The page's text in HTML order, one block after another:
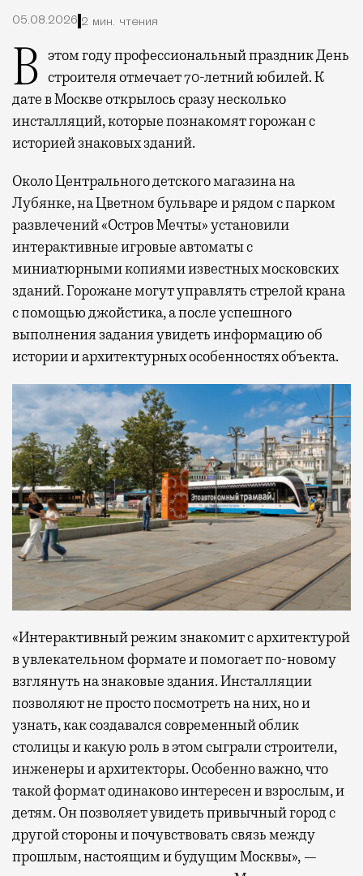
05.08.2026 2 мин. чтения
В этом году профессиональный праздник День строителя отмечает 70-летний юбилей. К
дате в Москве открылось сразу несколько
инсталляций, которые познакомят горожан с
историей знаковых зданий.
Около Центрального детского магазина на
Лубянке, на Цветном бульваре и рядом с парком
развлечений «Остров Мечты» установили
интерактивные игровые автоматы с
миниатюрными копиями известных московских
зданий. Горожане могут управлять стрелой крана
с помощью джойстика, а после успешного
выполнения задания увидеть информацию об
истории и архитектурных особенностях объекта.
«Интерактивный режим знакомит с архитектурой
в увлекательном формате и помогает по-новому
взглянуть на знаковые здания. Инсталляции
позволяют не просто посмотреть на них, но и
узнать, как создавался современный облик
столицы и какую роль в этом сыграли строители,
инженеры и архитекторы. Особенно важно, что
такой формат одинаково интересен и взрослым, и
детям. Он позволяет увидеть привычный город с
другой стороны и почувствовать связь между
прошлым, настоящим и будущим Москвы», —